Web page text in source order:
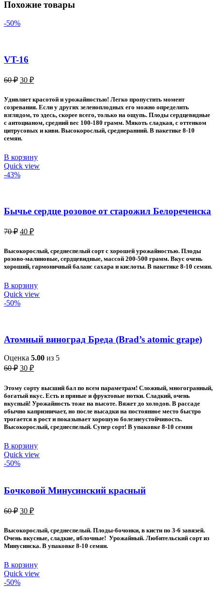
Похожие товары
-50%
VT-16
60₽ Первоначальная
60 ₽.
30 ₽Текущая
30 ₽.
Удивляет красотой и урожайностью! Легко пропустить момент
созревания. Если у других зеленоплодных его можно определить
взглядом, то здесь, скорее всего, только на ощупь. Плоды сердцевидные
с антоцианом, средний вес 100-180 грамм. Мякоть сладкая, с оттенком
цитрусовых и киви. Высокорослый, среднеранний. В пакетике 8-10
семян.
В корзину
Quick view
-43%
Бычье сердце розовое от старожил Белореченска
70₽ Первоначальная
составляла
70 ₽.
40 ₽Текущая
40 ₽.
Высокорослый, среднеспелый сорт с хорошей урожайностью. Плоды
розово-малиновые, сердцевидные, массой 200-500 грамм. Вкус очень
хороший, гармоничный баланс сахара и кислоты. В пакетике 8-10 семян.
В корзину
Quick view
-50%
Атомный виноград Бреда (Brad’s atomic grape)
Оценка 5.00 из 5
60₽ Первоначальная
60 ₽.
30 ₽Текущая
Этому сорту высший бал по всем параметрам! Сложный, многогранный,
богатый вкус. Есть и пряные и фруктовые нотки. Сладкий, очень
вкусный! Урожайность тоже на высоте. Вяжет до холодов. В рассаде
обычно капризничает, но после высадки на постоянное место быстро
трогается в рост и показывает хорошую болезнеустойчивость.
Высокорослый, среднеспелый. Супер сорт! В упаковке 8-10 семян
В корзину
Quick view
-50%
Бочковой Минусинский красный
60₽ Первоначальная
составляла
60 ₽.
30 ₽Текущая
30 ₽.
Высокорослый, среднеспелый. Плоды-бочонки, в кисти по 3-6 завязей.
Очень вкусные, сладкие, яблочные! Урожайный. Любительский сорт из
Минусинска. В упаковке 8-10 семян.
В корзину
Quick view
-50%